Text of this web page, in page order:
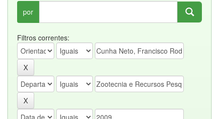
por
Filtros correntes: